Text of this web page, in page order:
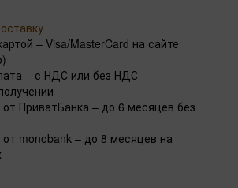
– Visa/MasterCard на сайте
– с НДС или без НДС
ПриватБанка – до 6 месяцев без
monobank – до 8 месяцев на